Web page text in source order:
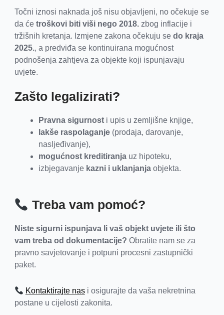
Točni iznosi naknada još nisu objavljeni, no očekuje se
da će troškovi biti viši nego 2018.zbog inflacije i
tržišnih kretanja. Izmjene zakona očekuju se do kraja
2025., a predviđa se kontinuirana mogućnost
podnošenja zahtjeva za objekte koji ispunjavaju
uvjete.
Zašto legalizirati?
Pravna sigurnosti upis u zemljišne knjige,
lakše raspolaganje(prodaja, darovanje,
nasljeđivanje),
mogućnost kreditiranjauz hipoteku,
izbjegavanje kazni i uklanjanjaobjekta.
Treba vam pomoć?
Niste sigurni ispunjava li vaš objekt uvjete ili što
vam treba od dokumentacije? Obratite nam se za
pravno savjetovanje i potpuni procesni zastupnički
paket.
Kontaktirajte nasi osigurajte da vaša nekretnina
postane u cijelosti zakonita.